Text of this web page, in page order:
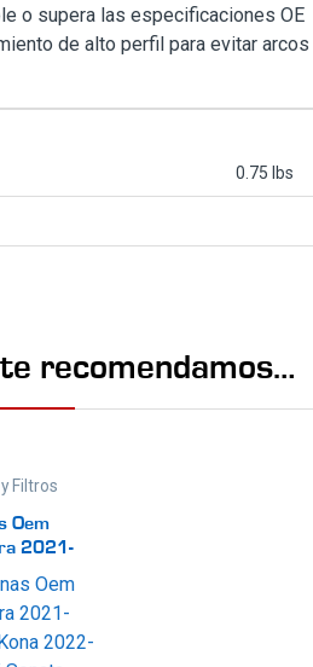
o supera las especificaciones
de alto perfil para evitar arcos
0.75 lbs
recomendamos…
Filtros
Oem
2021-
2022-
Sonata